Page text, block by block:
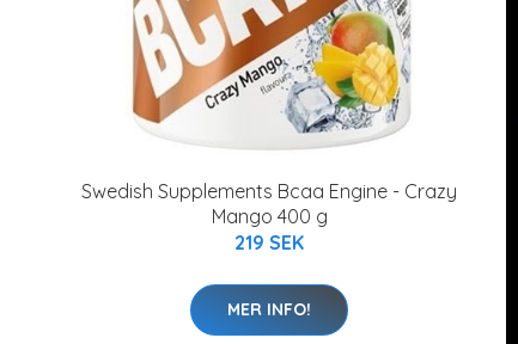
Swedish Supplements Bcaa Engine - Crazy
Mango 400 g
219 SEK
MER INFO!